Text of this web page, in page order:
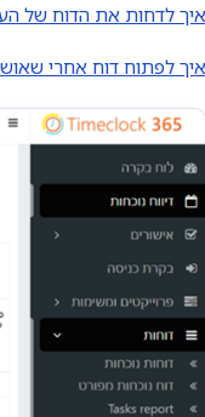
איך לדחות את הדוח של
איך לפתוח דוח אחרי